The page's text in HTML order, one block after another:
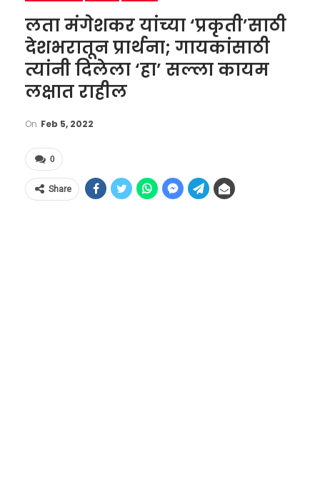
लता मंगेशकर यांच्या ‘प्रकृती’साठी
देशभरातून प्रार्थना; गायकांसाठी
त्यांनी दिलेला ‘हा’ सल्ला कायम
लक्षात राहील
On Feb 5, 2022
0
Share